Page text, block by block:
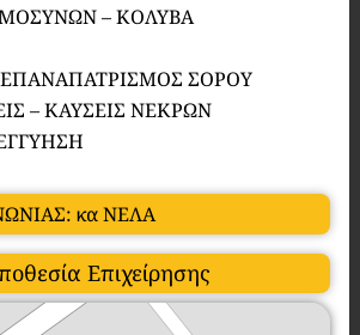
– ΚΟΛΥΒΑ
ΣΟΡΟΥ
– ΚΑΥΣΕΙΣ ΝΕΚΡΩΝ
κα ΝΕΛΑ
Επιχείρησης